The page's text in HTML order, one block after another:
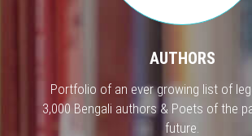
AUTHORS
Portfolio of an ever growing list of
3,000 Bengali authors & Poets of the
future.